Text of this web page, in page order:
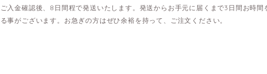
ご入金確認後、8日間程で発送いたします。発送からお手元に届くまで3日間お時
る事がございます。お急ぎの方はぜひ余裕を持って、ご注文ください。